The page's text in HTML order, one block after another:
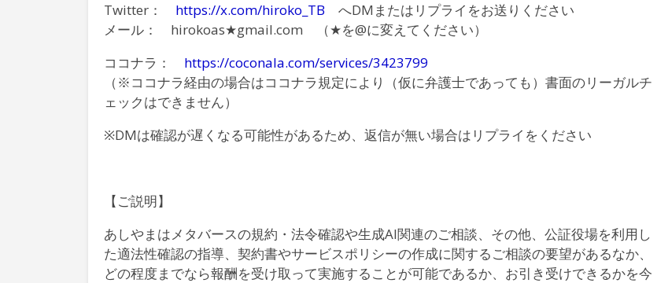
Twitter： https://x.com/hiroko_TB へDMまたはリプライをお送りください
メール： hirokoas★gmail.com （★を@に変えてください）
ココナラ： https://coconala.com/services/3423799
（※ココナラ経由の場合はココナラ規定により（仮に弁護士であっても）書面のリーガルチ
ェックはできません）
※DMは確認が遅くなる可能性があるため、返信が無い場合はリプライをください
【ご説明】
あしやまはメタバースの規約・法令確認や生成AI関連のご相談、その他、公証役場を利用し
た適法性確認の指導、契約書やサービスポリシーの作成に関するご相談の要望があるなか、
どの程度までなら報酬を受け取って実施することが可能であるか、お引き受けできるかを今